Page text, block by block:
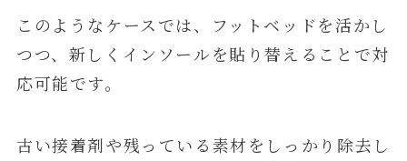
このようなケースでは、フットベッドを活かし
つつ、新しくインソールを貼り替えることで対
応可能です。
古い接着剤や残っている素材をしっかり除去し